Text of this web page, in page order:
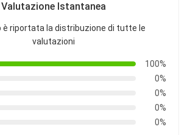
Valutazione Istantanea
è riportata la distribuzione di tutte le
valutazioni
100%
0%
0%
0%
0%